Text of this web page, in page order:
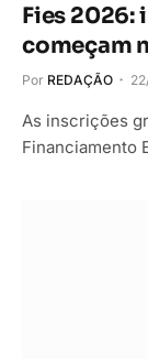
Fies 2026:
começam
Por REDAÇÃO
As inscrições
Financiamento